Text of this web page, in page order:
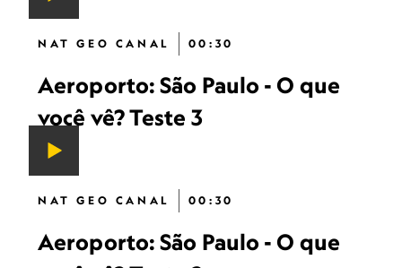
NAT GEO CANAL 00:30
Aeroporto: São Paulo - O que
você vê? Teste 3
NAT GEO CANAL 00:30
Aeroporto: São Paulo - O que